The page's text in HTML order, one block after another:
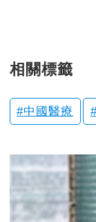
相關標籤
中國醫療